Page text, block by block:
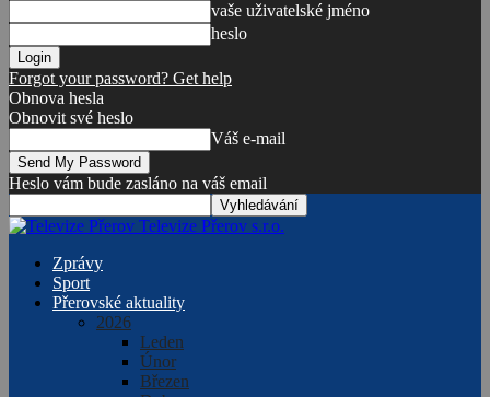
vaše uživatelské jméno
heslo
Forgot your password? Get help
Obnova hesla
Obnovit své heslo
Váš e-mail
Heslo vám bude zasláno na váš email
Televize Přerov s.r.o.
Zprávy
Sport
Přerovské aktuality
2026
Leden
Únor
Březen